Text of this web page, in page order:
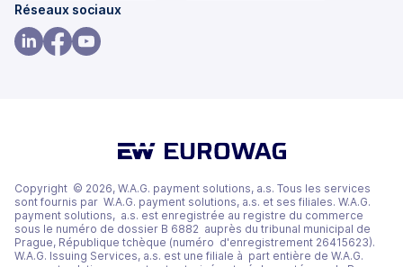
(s'ouvre
dans
un
Réseaux sociaux
onglet)
Copyright © 2026, W.A.G. payment solutions, a.s. Tous les services
sont fournis par W.A.G. payment solutions, a.s. et ses filiales. W.A.G.
payment solutions, a.s. est enregistrée au registre du commerce
sous le numéro de dossier B 6882 auprès du tribunal municipal de
Prague, République tchèque (numéro d'enregistrement 26415623).
W.A.G. Issuing Services, a.s. est une filiale à part entière de W.A.G.